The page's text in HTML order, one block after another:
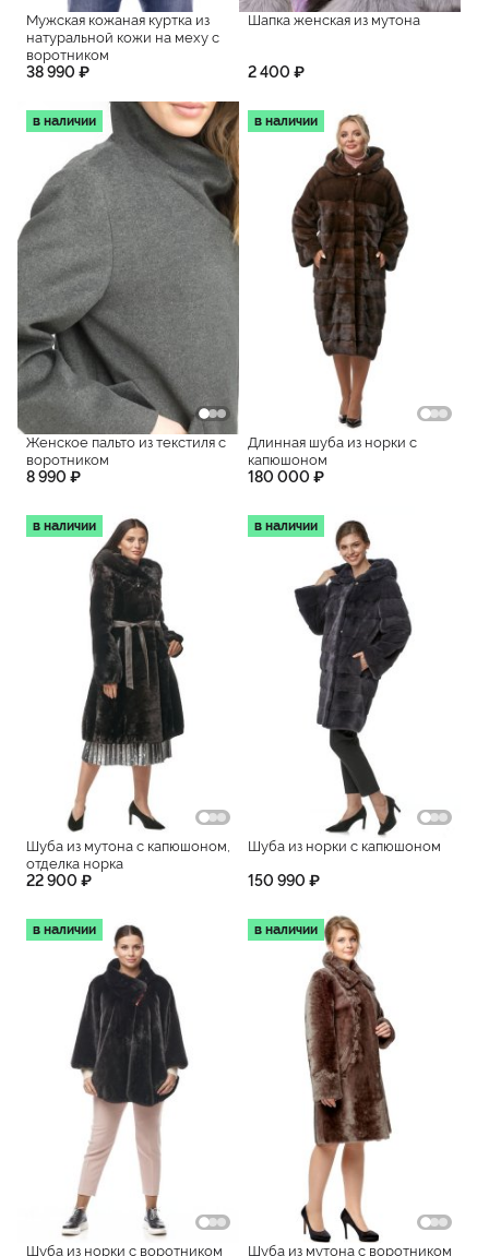
Мужская кожаная куртка из
натуральной кожи на меху с
воротником
38 990 ₽
Шапка женская из мутона
2 400 ₽
в наличии
Женское пальто из текстиля с
воротником
8 990 ₽
в наличии
Длинная шуба из норки с
капюшоном
180 000 ₽
в наличии
Шуба из мутона с капюшоном,
отделка норка
22 900 ₽
в наличии
Шуба из норки с капюшоном
150 990 ₽
в наличии
Шуба из норки с воротником
в наличии
Шуба из мутона с воротником